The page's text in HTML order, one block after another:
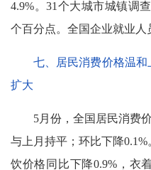
4.9%。31个大城市城镇调
个百分点。全国企业就业人
七、居民消费价格温
扩大
5月份，全国居民消费
与上月持平；环比下降
饮价格同比下降0.9%，衣